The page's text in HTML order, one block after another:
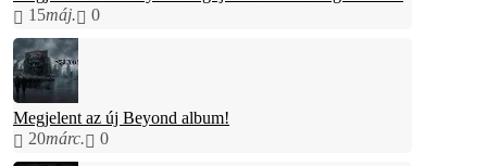
15máj. 0
Megjelent az új Beyond album!
20márc. 0